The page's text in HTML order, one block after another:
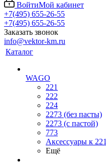
ВойтиМой кабинет
+7(495) 655-26-55
+7(495) 655-26-55
Заказать звонок
info@vektor-km.ru
Каталог
WAGO
221
222
224
2273 (без пасты)
2273 (с пастой)
773
Аксессуары к 221
Ещё